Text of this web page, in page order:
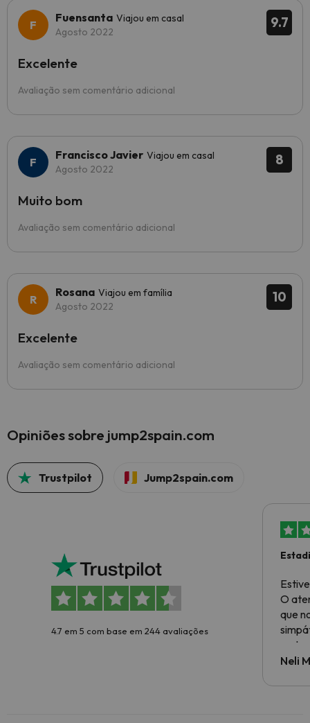
9.7
Fuensanta Viajou em casal
Agosto 2022
Avaliação sem comentário adicional
Excelente
8
Francisco Javier Viajou em casal
Agosto 2022
Avaliação sem comentário adicional
Muito bom
10
Rosana Viajou em família
Agosto 2022
Avaliação sem comentário adicional
Excelente
Opiniões sobre jump2spain.com
Trustpilot Jump2spain.com
4.7 em 5 com base em 244 avaliações
O
que
As
Neli